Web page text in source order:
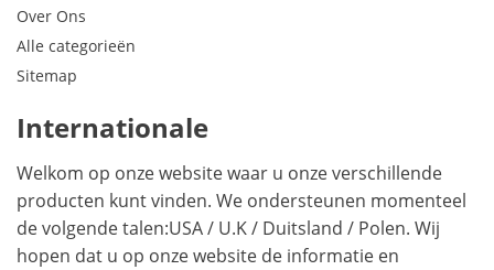
Over Ons
Alle categorieën
Sitemap
Internationale
Welkom op onze website waar u onze verschillende
producten kunt vinden. We ondersteunen momenteel
de volgende talen:USA/ U.K/ Duitsland / Polen. Wij
hopen dat u op onze website de informatie en